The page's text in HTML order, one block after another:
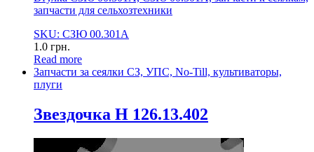
запчасти для сельхозтехники
SKU: СЗЮ 00.301А
1.0 грн.
Read more
Запчасти за сеялки СЗ, УПС, No-Till, культиваторы,
плуги
Звездочка Н 126.13.402